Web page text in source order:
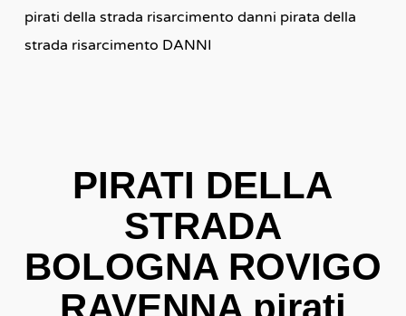
pirati della strada risarcimento danni pirata della
strada risarcimento DANNI
PIRATI DELLA
STRADA
BOLOGNA ROVIGO
RAVENNA pirati